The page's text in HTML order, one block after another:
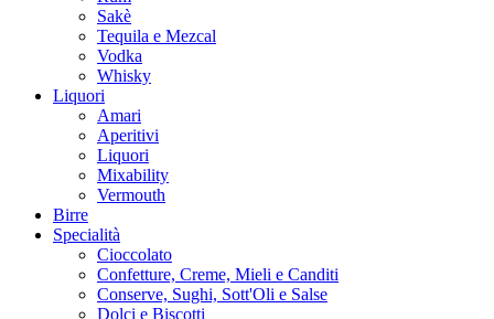
Sakè
Tequila e Mezcal
Vodka
Whisky
Liquori
Amari
Aperitivi
Liquori
Mixability
Vermouth
Birre
Specialità
Cioccolato
Confetture, Creme, Mieli e Canditi
Conserve, Sughi, Sott'Oli e Salse
Dolci e Biscotti